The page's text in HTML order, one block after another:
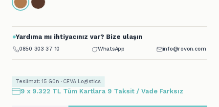
Yardıma mı ihtiyacınız var? Bize ulaşın
0850 303 37 10 WhatsApp info@rovon.com
Teslimat: 15 Gün · CEVA Logistics
9 x 9.322 TL Tüm Kartlara 9 Taksit / Vade Farksız